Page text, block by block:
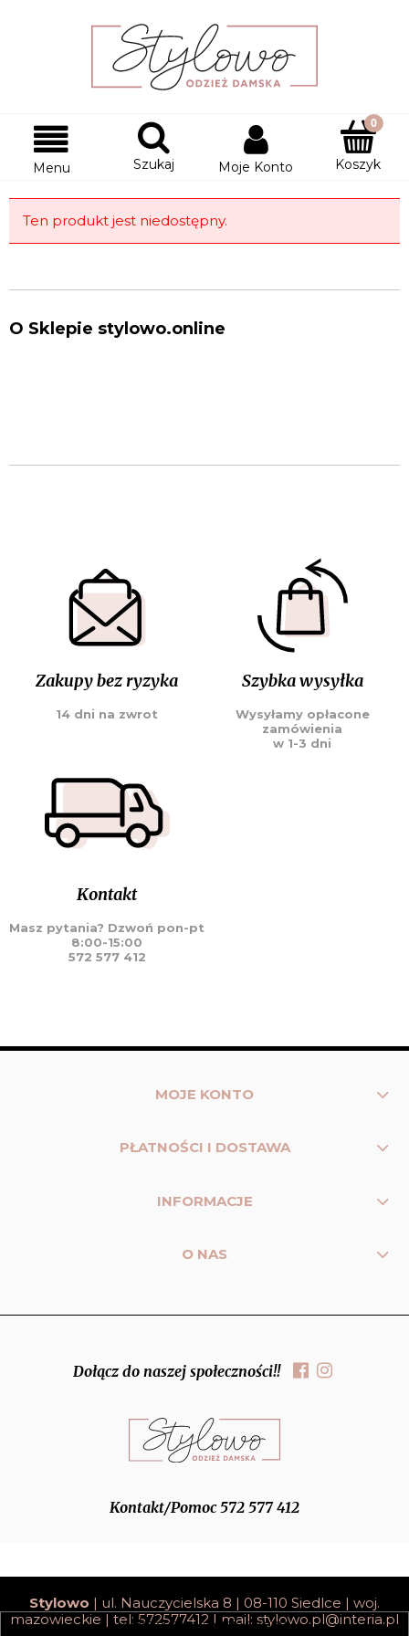
Menu Szukaj Moje Konto Koszyk
Ten produkt jest niedostępny.
O Sklepie stylowo.online
Zakupy bez ryzyka
14 dni na zwrot
Szybka wysyłka
Wysyłamy opłacone
zamówienia
w 1-3 dni
Kontakt
Masz pytania? Dzwoń pon-pt
8:00-15:00
572 577 412
MOJE KONTO
PŁATNOŚCI I DOSTAWA
INFORMACJE
O NAS
Dołącz do naszej społeczności!!
Kontakt/Pomoc 572 577 412
Stylowo | ul. Nauczycielska 8 | 08-110 Siedlce | woj.
mazowieckie | tel: 572577412 | mail: stylowo.pl@interia.pl
pokaż pełną wersję strony